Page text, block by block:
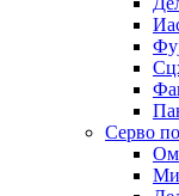
Серво